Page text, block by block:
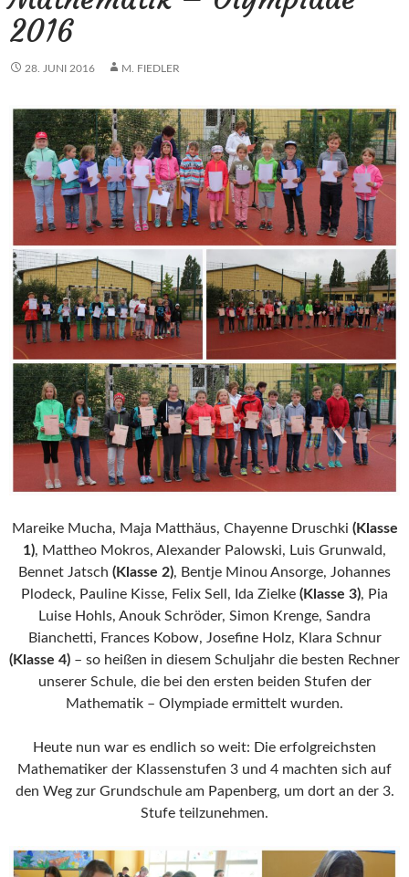
2016
28. JUNI 2016 M. FIEDLER
Mareike Mucha, Maja Matthäus, Chayenne Druschki (Klasse
1), Mattheo Mokros, Alexander Palowski, Luis Grunwald,
Bennet Jatsch (Klasse 2), Bentje Minou Ansorge, Johannes
Plodeck, Pauline Kisse, Felix Sell, Ida Zielke (Klasse 3), Pia
Luise Hohls, Anouk Schröder, Simon Krenge, Sandra
Bianchetti, Frances Kobow, Josefine Holz, Klara Schnur
(Klasse 4) – so heißen in diesem Schuljahr die besten Rechner
unserer Schule, die bei den ersten beiden Stufen der
Mathematik – Olympiade ermittelt wurden.
Heute nun war es endlich so weit: Die erfolgreichsten
Mathematiker der Klassenstufen 3 und 4 machten sich auf
den Weg zur Grundschule am Papenberg, um dort an der 3.
Stufe teilzunehmen.